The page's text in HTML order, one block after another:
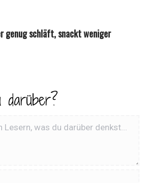
genug schläft, snackt weniger
darüber?